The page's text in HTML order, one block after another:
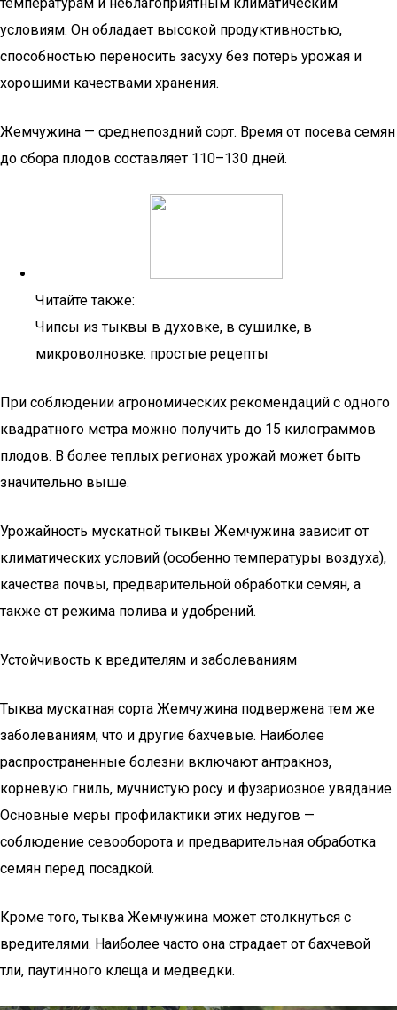
условиям. Он обладает высокой продуктивностью,
способностью переносить засуху без потерь урожая и
хорошими качествами хранения.
Жемчужина — среднепоздний сорт. Время от посева семян
до сбора плодов составляет 110–130 дней.
Читайте также:
Чипсы из тыквы в духовке, в сушилке, в
микроволновке: простые рецепты
При соблюдении агрономических рекомендаций с одного
квадратного метра можно получить до 15 килограммов
плодов. В более теплых регионах урожай может быть
значительно выше.
Урожайность мускатной тыквы Жемчужина зависит от
климатических условий (особенно температуры воздуха),
качества почвы, предварительной обработки семян, а
также от режима полива и удобрений.
Устойчивость к вредителям и заболеваниям
Тыква мускатная сорта Жемчужина подвержена тем же
заболеваниям, что и другие бахчевые. Наиболее
распространенные болезни включают антракноз,
корневую гниль, мучнистую росу и фузариозное увядание.
Основные меры профилактики этих недугов —
соблюдение севооборота и предварительная обработка
семян перед посадкой.
Кроме того, тыква Жемчужина может столкнуться с
вредителями. Наиболее часто она страдает от бахчевой
тли, паутинного клеща и медведки.